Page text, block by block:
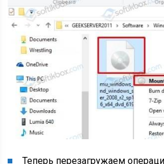
Теперь перезагружаем